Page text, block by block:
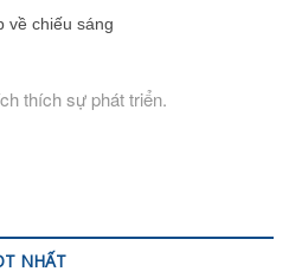
về chiếu sáng
thích sự phát triển.
NHẤT